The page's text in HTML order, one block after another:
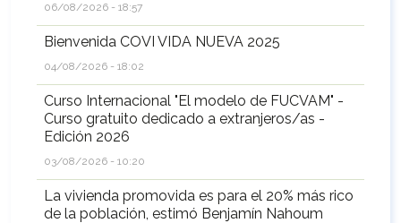
06/08/2026 - 18:57
Bienvenida COVI VIDA NUEVA 2025
04/08/2026 - 18:02
Curso Internacional "El modelo de FUCVAM" -
Curso gratuito dedicado a extranjeros/as -
Edición 2026
03/08/2026 - 10:20
La vivienda promovida es para el 20% más rico
de la población, estimó Benjamín Nahoum